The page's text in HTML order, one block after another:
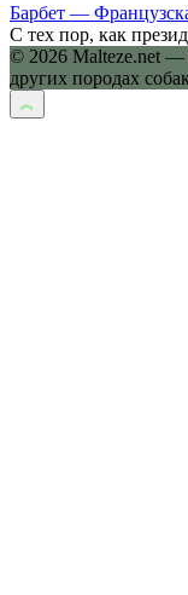
Барбет —
С тех пор, как
© 2026 Malteze.net —
других породах